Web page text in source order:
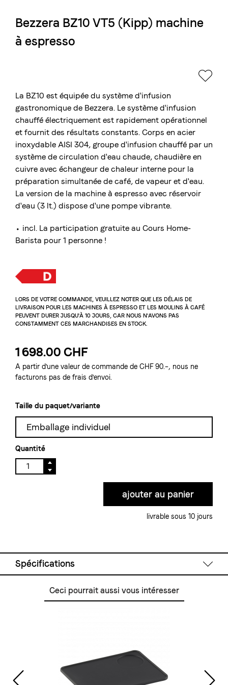
La torréfaction bernoise
Blasercafé
© 2026 Blasercafé AG
Bezzera BZ10 VT5 (Kipp) machine
à espresso
La BZ10 est équipée du système d'infusion
gastronomique de Bezzera. Le système d'infusion
chauffé électriquement est rapidement opérationnel
et fournit des résultats constants. Corps en acier
inoxydable AISI 304, groupe d'infusion chauffé par un
système de circulation d'eau chaude, chaudière en
cuivre avec échangeur de chaleur interne pour la
préparation simultanée de café, de vapeur et d'eau.
La version de la machine à espresso avec réservoir
d'eau (3 lt.) dispose d'une pompe vibrante.
⬩ incl. La participation gratuite au Cours Home-
Barista pour 1 personne !
LORS DE VOTRE COMMANDE, VEUILLEZ NOTER QUE LES DÉLAIS DE
LIVRAISON POUR LES MACHINES À ESPRESSO ET LES MOULINS À CAFÉ
PEUVENT DURER JUSQU'À 10 JOURS, CAR NOUS N'AVONS PAS
CONSTAMMENT CES MARCHANDISES EN STOCK.
1 698.00 CHF
A partir d'une valeur de commande de CHF 90.–, nous ne
facturons pas de frais d'envoi.
Taille du paquet/variante
Emballage individuel
Quantité
livrable sous 10 jours
Spécifications
Réservoir d'eau
Pompe:
Pompe vibrante
Annonces analogues:
Pression de la chaudière et de
Ceci pourrait aussi vous intéresser